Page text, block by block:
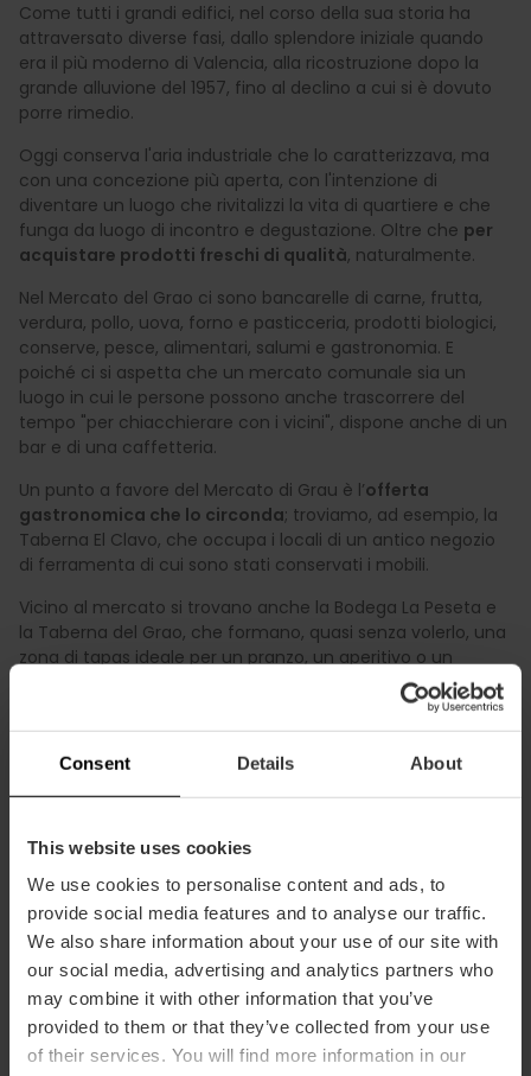
Consent Details About
This website uses cookies
We use cookies to personalise content and ads, to
provide social media features and to analyse our traffic.
We also share information about your use of our site with
our social media, advertising and analytics partners who
may combine it with other information that you’ve
provided to them or that they’ve collected from your use
of their services. You will find more information in our
Come tutti i grandi edifici, nel corso della sua storia ha
attraversato diverse fasi, dallo splendore iniziale quando
era il più moderno di Valencia, alla ricostruzione dopo la
grande alluvione del 1957, fino al declino a cui si è dovuto
porre rimedio.
Oggi conserva l'aria industriale che lo caratterizzava, ma
con una concezione più aperta, con l'intenzione di
diventare un luogo che rivitalizzi la vita di quartiere e che
funga da luogo di incontro e degustazione. Oltre che per
acquistare prodotti freschi di qualità, naturalmente.
Nel Mercato del Grao ci sono bancarelle di carne, frutta,
verdura, pollo, uova, forno e pasticceria, prodotti biologici,
conserve, pesce, alimentari, salumi e gastronomia. E
poiché ci si aspetta che un mercato comunale sia un
luogo in cui le persone possono anche trascorrere del
tempo "per chiacchierare con i vicini", dispone anche di un
bar e di una caffetteria.
Un punto a favore del Mercato di Grau è l’offerta
gastronomica che lo circonda; troviamo, ad esempio, la
Taberna El Clavo, che occupa i locali di un antico negozio
di ferramenta di cui sono stati conservati i mobili.
Vicino al mercato si trovano anche la Bodega La Peseta e
la Taberna del Grao, che formano, quasi senza volerlo, una
zona di tapas ideale per un pranzo, un aperitivo o un
Seandare nel quartiere di Cabañal e passeggiare per le
strade dal sapore modernista
era già un'esperienza
consigliabile, con il Mercato del Grao e la vita che si crea
intorno ad esso, lo è ancora di più.